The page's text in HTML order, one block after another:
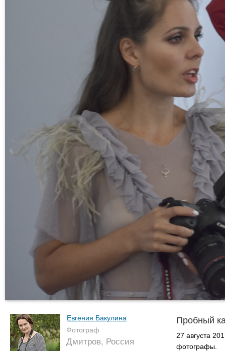
Евгения Бакулина
Фотограф
Дмитров, Россия
Пробный
27 августа
фотографы.